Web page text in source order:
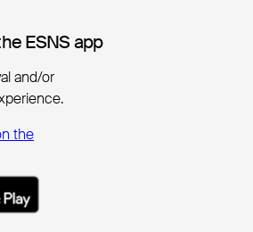
ESNS app
ESNS app
and/or